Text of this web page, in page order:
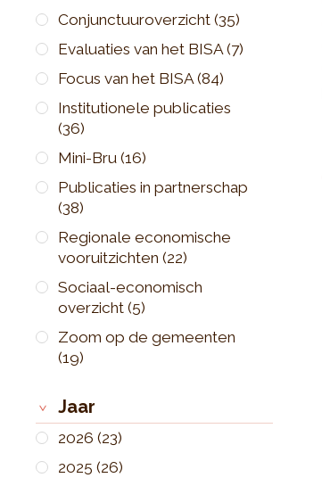
Conjunctuuroverzicht (35)
Evaluaties van het BISA (7)
Focus van het BISA (84)
Institutionele publicaties
(36)
Mini-Bru (16)
Publicaties in partnerschap
(38)
Regionale economische
vooruitzichten (22)
Sociaal-economisch
overzicht (5)
Zoom op de gemeenten
(19)
Jaar
2026 (23)
2025 (26)